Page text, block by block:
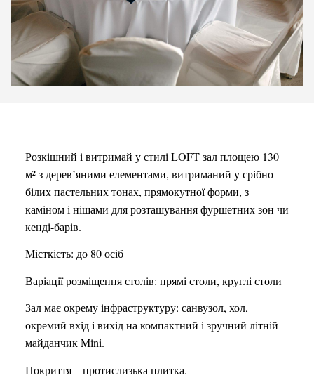
Розкішний і витримай у стилі LOFT зал площею 130
м² з дерев’яними елементами, витриманий у срібно-
білих пастельних тонах, прямокутної форми, з
каміном і нішами для розташування фуршетних зон чи
кенді-барів.
Місткість: до 80 осіб
Варіації розміщення столів: прямі столи, круглі столи
Зал має окрему інфраструктуру: санвузол, хол,
окремий вхід і вихід на компактний і зручний літній
майданчик Mіni.
Покриття – протислизька плитка.